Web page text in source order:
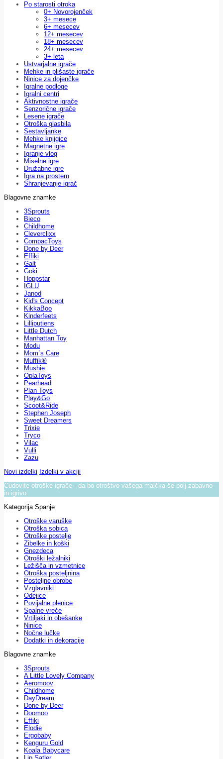
Po starosti otroka
0+ Novorojenček
3+ mesece
6+ mesecev
12+ mesecev
18+ mesecev
24+ mesecev
3+ leta
Ustvarjalne igrače
Mehke in plišaste igrače
Ninice za dojenčke
Igralne podloge
Igralni centri
Aktivnostne igrače
Senzorične igrače
Lesene igrače
Otroška glasbila
Sestavljanke
Mehke knjigice
Magnetne igre
Igranje vlog
Miselne igre
Družabne igre
Igra na prostem
Shranjevanje igrač
Blagovne znamke
3Sprouts
Bieco
Childhome
Cleverclixx
CompacToys
Done by Deer
Effiki
Galt
Goki
Hoppstar
IGLU
Janod
Kid's Concept
KikkaBoo
Kinderfeets
Lilliputiens
Little Dutch
Manhattan Toy
Modu
Mom`s Care
Muffik®
Mushie
OplaToys
Pearhead
Plan Toys
Play&Go
Scoot&Ride
Stephen Joseph
Sweet Dreamers
Trixie
Tryco
Vilac
Vulli
Zazu
Novi izdelki Izdelki v akciji
Čudovite otroške igrače - da bo otroštvo vašega malčka še bolj zabavno
in igrivo.
Kategorija Spanje
Otroške varuške
Otroška sobica
Otroške postelje
Zibelke in koški
Gnezdeca
Otroški ležalniki
Ležišča in vzmetnice
Otroška posteljnina
Posteljne obrobe
Vzglavniki
Odejice
Povijalne plenice
Spalne vreče
Vrtiljaki in obešanke
Ninice
Nočne lučke
Dodatki in dekoracije
Blagovne znamke
3Sprouts
A Little Lovely Company
Aeromoov
Childhome
DayDream
Done by Deer
Doomoo
Effiki
Elodie
Ergobaby
Kenguru Gold
Koala Babycare